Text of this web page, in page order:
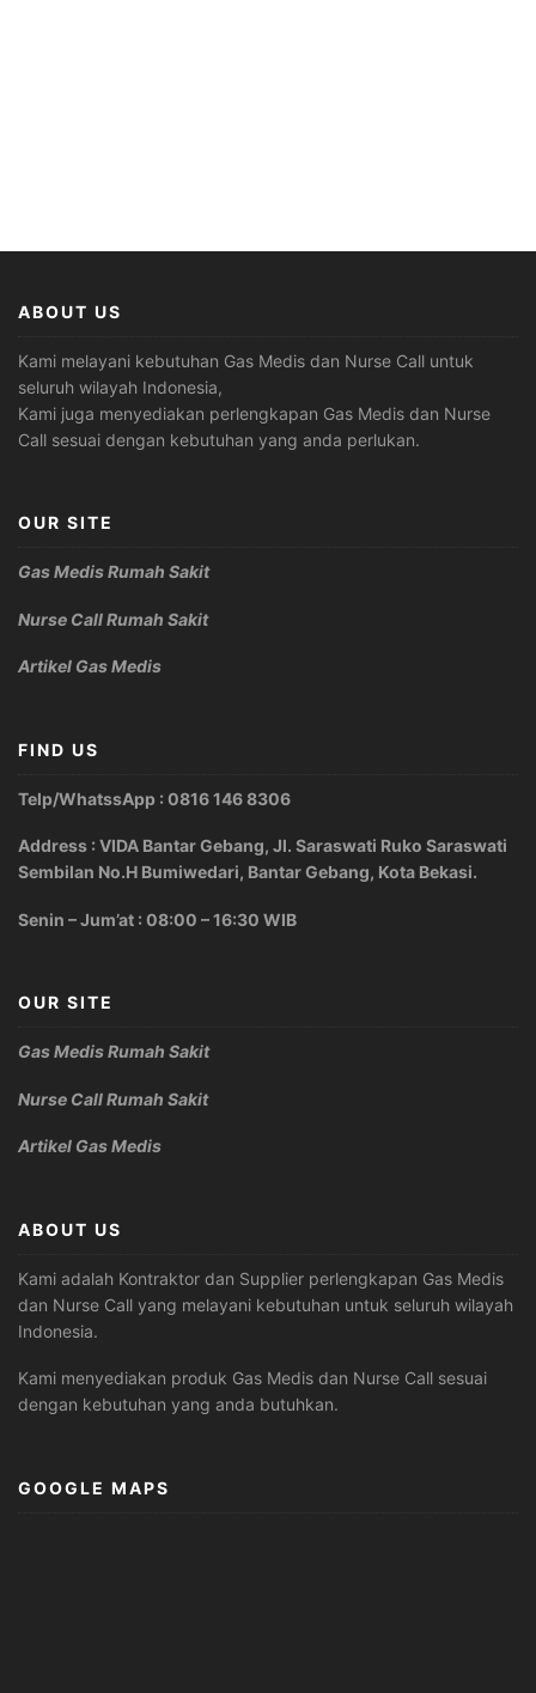
ABOUT US
Kami melayani kebutuhan Gas Medis dan Nurse Call untuk
seluruh wilayah Indonesia,
Kami juga menyediakan perlengkapan Gas Medis dan Nurse
Call sesuai dengan kebutuhan yang anda perlukan.
OUR SITE
Gas Medis Rumah Sakit
Nurse Call Rumah Sakit
Artikel Gas Medis
FIND US
Telp/WhatssApp : 0816 146 8306
Address : VIDA Bantar Gebang, Jl. Saraswati Ruko Saraswati
Sembilan No.H Bumiwedari, Bantar Gebang, Kota Bekasi.
Senin – Jum’at : 08:00 – 16:30 WIB
OUR SITE
Gas Medis Rumah Sakit
Nurse Call Rumah Sakit
Artikel Gas Medis
ABOUT US
Kami adalah Kontraktor dan Supplier perlengkapan Gas Medis
dan Nurse Call yang melayani kebutuhan untuk seluruh wilayah
Indonesia.
Kami menyediakan produk Gas Medis dan Nurse Call sesuai
dengan kebutuhan yang anda butuhkan.
GOOGLE MAPS